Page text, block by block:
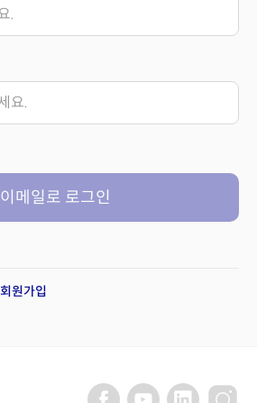
이메일로 로그인
회원가입